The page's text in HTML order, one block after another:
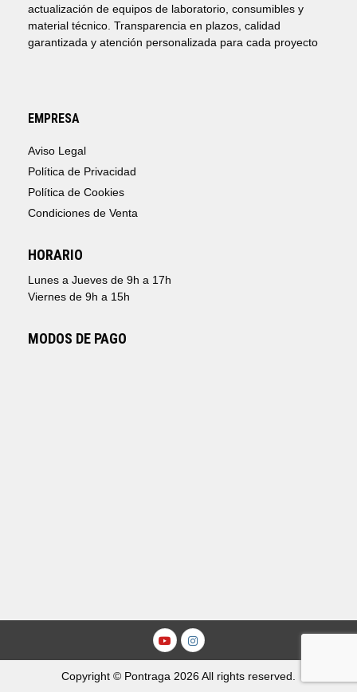
actualización de equipos de laboratorio, consumibles y
material técnico. Transparencia en plazos, calidad
garantizada y atención personalizada para cada proyecto
EMPRESA
Aviso Legal
Política de Privacidad
Política de Cookies
Condiciones de Venta
HORARIO
Lunes a Jueves de 9h a 17h
Viernes de 9h a 15h
MODOS DE PAGO
Youtube
Instagram
Copyright © Pontraga 2026 All rights reserved.